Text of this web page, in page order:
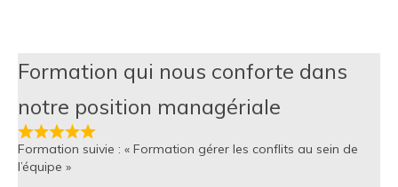
Formation qui nous conforte dans
notre position managériale
Formation suivie : « Formation gérer les conflits au sein de
l’équipe »